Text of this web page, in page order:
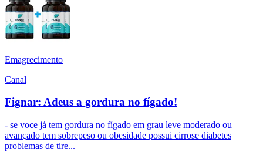
Emagrecimento
Canal
Fignar: Adeus a gordura no fígado!
- se voce já tem gordura no fígado em grau leve moderado ou
avançado tem sobrepeso ou obesidade possui cirrose diabetes
problemas de tire...